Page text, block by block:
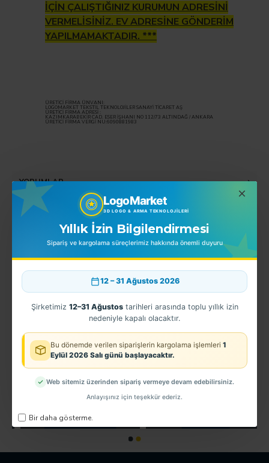
LogoMarket
3D LOGO & ARMA TEKNOLOJILERI
Yıllık İzin Bilgilendirmesi
Sipariş ve kargolama süreçlerimiz hakkında önemli duyuru
12 – 31 Ağustos 2026
Şirketimiz 12–31 Ağustostarihleri arasında toplu yıllık izin
nedeniyle kapalı olacaktır.
Bu dönemde verilen siparişlerin kargolama işlemleri 1
Eylül 2026 Salı günü başlayacaktır.
Web sitemiz üzerinden sipariş vermeye devam edebilirsiniz.
Anlayışınız için teşekkür ederiz.
Bir daha gösterme.
İÇİN ÇALIŞTIĞINIZ KURUMUN ADRESİNİ
VERMELİSİNİZ. EV ADRESİNE GÖNDERİM
YAPILMAMAKTADIR. ***
ÜRETİCİ FİRMA ÜNVANI:
LOGOMARKET TEKSTİL TEKNOLOJİLER SANAYİ TİCARET AŞ
ÜRETİCİ FİRMA ADRESİ :
KAZIMKARABEKİR CAD. ESER İŞHANI NO 112/73 ALTINDAĞ / ANKARA
ÜRETİCİ FİRMA VERGİ NU:6090881983
YORUMLAR
BENZER ÜRÜNLER
3D Jandarma Uzman Çavuş 3.Kademe Kol Arması TPU
ANFA Güvenlik Arması
0,00TL